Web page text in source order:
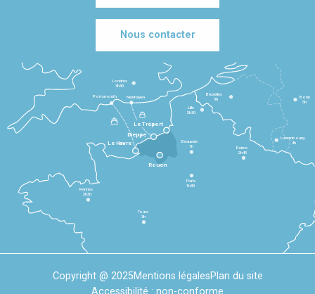
Nous contacter
Le Havre
Dieppe
Le Tréport
Rennes
2h30
Tours
3h
Paris
1h30
Beauvais
1h
Reims
2h45
Lille
2h30
Bruxelles
3h
Londres
3h30
Newhaven
Portsmouth
Bonn
5h
Luxembourg
4h
Rouen
Copyright @ 2025Mentions légalesPlan du site
Accessibilité : non-conforme